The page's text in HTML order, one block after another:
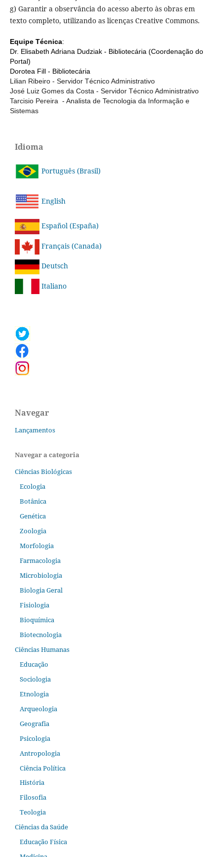
g) Garantir a observância do acesso aberto às obras em
texto completo, utilizando as licenças Creative Commons.
Equipe Técnica:
Dr. Elisabeth Adriana Dudziak - Bibliotecária (Coordenação do
Portal)
Dorotea Fill - Bibliotecária
Lilian Ribeiro - Servidor Técnico Administrativo
José Luiz Gomes da Costa - Servidor Técnico Administrativo
Tarcisio Pereira - Analista de Tecnologia da Informação e
Sistemas
Idioma
Português (Brasil)
English
Español (España)
Français (Canada)
Deutsch
Italiano
Navegar
Lançamentos
Navegar a categoria
Ciências Biológicas
Ecologia
Botânica
Genética
Zoologia
Morfologia
Farmacologia
Microbiologia
Biologia Geral
Fisiologia
Bioquímica
Biotecnologia
Ciências Humanas
Educação
Sociologia
Etnologia
Arqueologia
Geografia
Psicologia
Antropologia
Ciência Política
História
Filosofia
Teologia
Ciências da Saúde
Educação Física